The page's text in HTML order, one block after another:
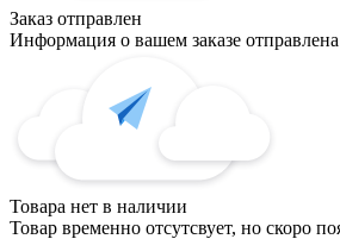
Заказ отправлен
Информация о вашем заказе
Товара нет в наличии
Товар временно отсутсвует, но скоро